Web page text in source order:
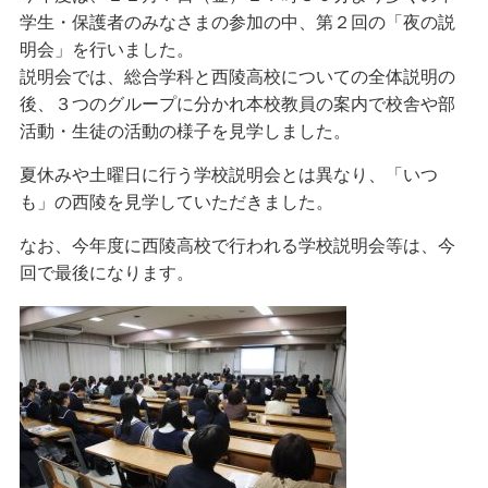
学生・保護者のみなさまの参加の中、第２回の「夜の説
明会」を行いました。
説明会では、総合学科と西陵高校についての全体説明の
後、３つのグループに分かれ本校教員の案内で校舎や部
活動・生徒の活動の様子を見学しました。
夏休みや土曜日に行う学校説明会とは異なり、「いつ
も」の西陵を見学していただきました。
なお、今年度に西陵高校で行われる学校説明会等は、今
回で最後になります。